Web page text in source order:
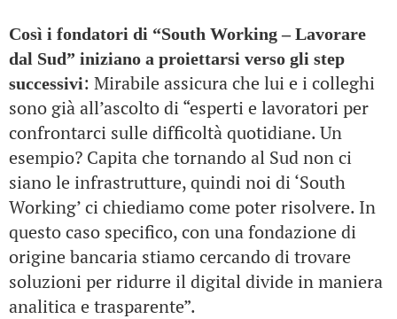
Così i fondatori di “South Working – Lavorare
dal Sud” iniziano a proiettarsi verso gli step
successivi: Mirabile assicura che lui e i colleghi
sono già all’ascolto di “esperti e lavoratori per
confrontarci sulle difficoltà quotidiane. Un
esempio? Capita che tornando al Sud non ci
siano le infrastrutture, quindi noi di ‘South
Working’ ci chiediamo come poter risolvere. In
questo caso specifico, con una fondazione di
origine bancaria stiamo cercando di trovare
soluzioni per ridurre il digital divide in maniera
analitica e trasparente”.